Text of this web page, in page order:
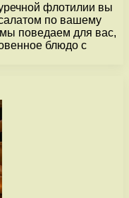
флотилии вы
по вашему
поведаем для вас,
блюдо с